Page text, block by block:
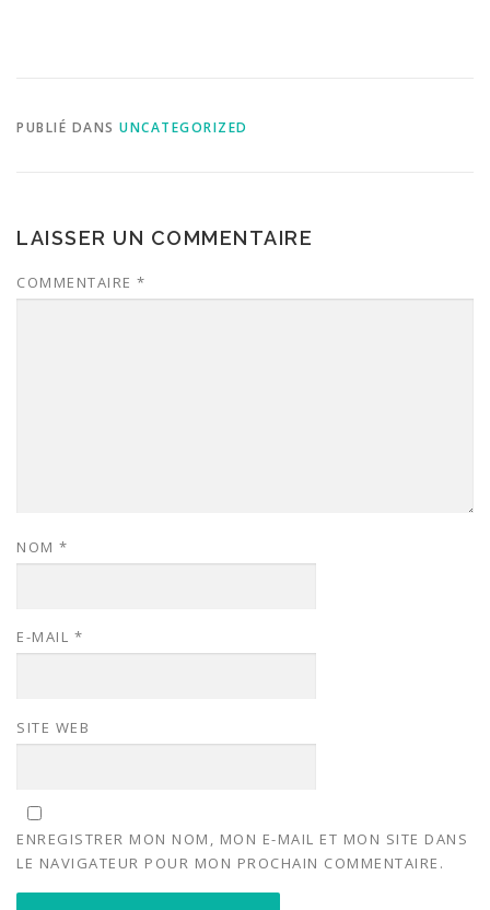
PUBLIÉ DANS UNCATEGORIZED
LAISSER UN COMMENTAIRE
COMMENTAIRE *
NOM *
E-MAIL *
SITE WEB
ENREGISTRER MON NOM, MON E-MAIL ET MON SITE DANS
LE NAVIGATEUR POUR MON PROCHAIN COMMENTAIRE.